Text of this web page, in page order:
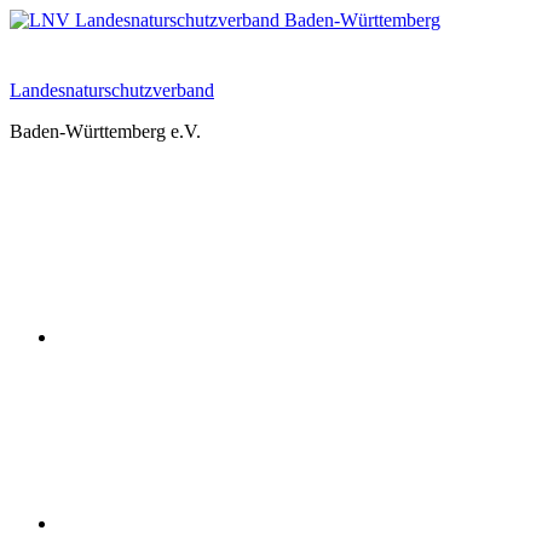
Zum
Landesnaturschutzverband
Baden-Württemberg e.V.